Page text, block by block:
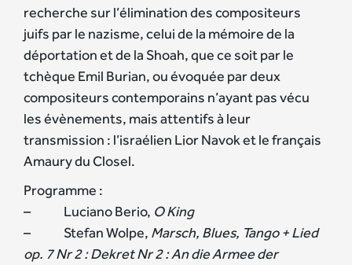
recherche sur l’élimination des compositeurs
juifs par le nazisme, celui de la mémoire de la
déportation et de la Shoah, que ce soit par le
tchèque Emil Burian, ou évoquée par deux
compositeurs contemporains n’ayant pas vécu
les évènements, mais attentifs à leur
transmission : l’israélien Lior Navok et le français
Amaury du Closel.
Programme :
– Luciano Berio, O King
– Stefan Wolpe, Marsch, Blues, Tango + Lied
op. 7 Nr 2 : Dekret Nr 2 : An die Armee der